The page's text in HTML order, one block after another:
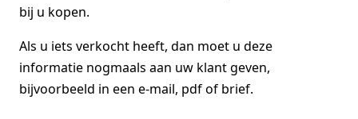
bij u kopen.
Als u iets verkocht heeft, dan moet u deze
informatie nogmaals aan uw klant geven,
bijvoorbeeld in een e-mail, pdf of brief.